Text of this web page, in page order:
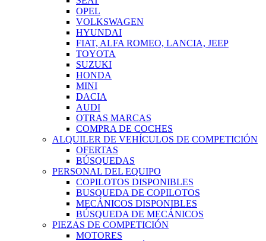
OPEL
VOLKSWAGEN
HYUNDAI
FIAT, ALFA ROMEO, LANCIA, JEEP
TOYOTA
SUZUKI
HONDA
MINI
DACIA
AUDI
OTRAS MARCAS
COMPRA DE COCHES
ALQUILER DE VEHÍCULOS DE COMPETICIÓN
OFERTAS
BÚSQUEDAS
PERSONAL DEL EQUIPO
COPILOTOS DISPONIBLES
BUSQUEDA DE COPILOTOS
MECÁNICOS DISPONIBLES
BÚSQUEDA DE MECÁNICOS
PIEZAS DE COMPETICIÓN
MOTORES